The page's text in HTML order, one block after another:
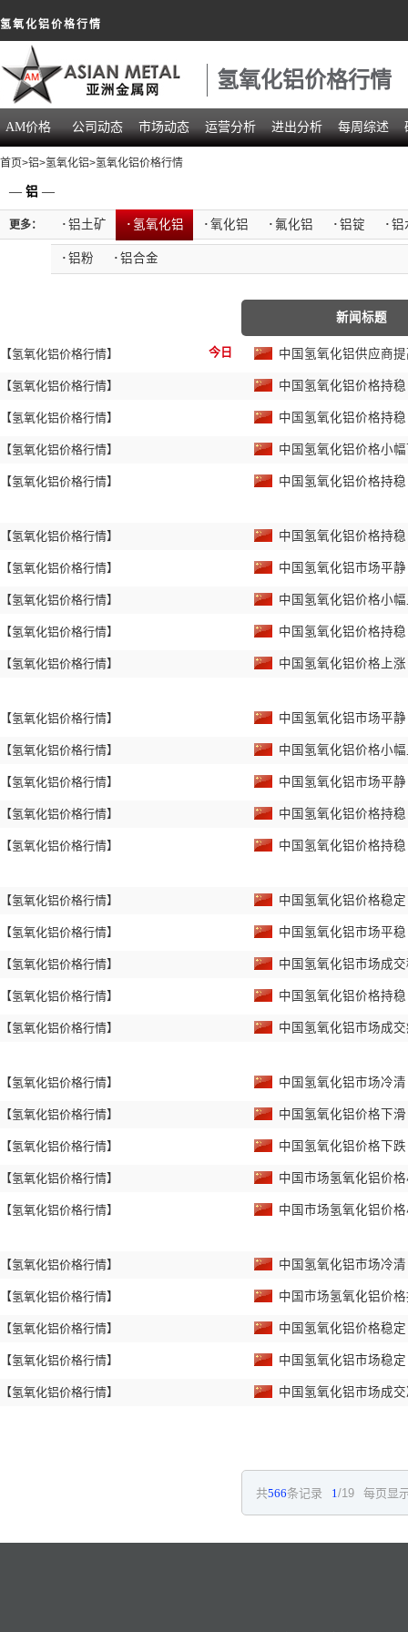
氢氧化铝价格行情
氢氧化铝价格行情
AM价格 公司动态 市场动态 运营分析 进出分析 每周综述
首页>铝>氢氧化铝>氢氧化铝价格行情
— 铝 —
更多： · 铝土矿 ·氢氧化铝 · 氧化铝 · 氟化铝 · 铝锭 · 铝
· 铝粉 · 铝合金
【氢氧化铝价格行情】 今日
【氢氧化铝价格行情】
【氢氧化铝价格行情】
【氢氧化铝价格行情】
【氢氧化铝价格行情】
【氢氧化铝价格行情】
【氢氧化铝价格行情】
【氢氧化铝价格行情】
【氢氧化铝价格行情】
【氢氧化铝价格行情】
【氢氧化铝价格行情】
【氢氧化铝价格行情】
【氢氧化铝价格行情】
【氢氧化铝价格行情】
【氢氧化铝价格行情】
【氢氧化铝价格行情】
【氢氧化铝价格行情】
【氢氧化铝价格行情】
【氢氧化铝价格行情】
【氢氧化铝价格行情】
【氢氧化铝价格行情】
【氢氧化铝价格行情】
【氢氧化铝价格行情】
【氢氧化铝价格行情】
【氢氧化铝价格行情】
【氢氧化铝价格行情】
【氢氧化铝价格行情】
【氢氧化铝价格行情】
【氢氧化铝价格行情】
【氢氧化铝价格行情】
新闻标题
中国氢氧化铝供应商
中国氢氧化铝价格持
中国氢氧化铝价格持
中国氢氧化铝价格小
中国氢氧化铝价格持
中国氢氧化铝价格持
中国氢氧化铝市场平
中国氢氧化铝价格小
中国氢氧化铝价格持
中国氢氧化铝价格上
中国氢氧化铝市场平
中国氢氧化铝价格小
中国氢氧化铝市场平
中国氢氧化铝价格持
中国氢氧化铝价格持
中国氢氧化铝价格稳
中国氢氧化铝市场平
中国氢氧化铝市场成
中国氢氧化铝价格持
中国氢氧化铝市场成
中国氢氧化铝市场冷
中国氢氧化铝价格下
中国氢氧化铝价格下
中国市场氢氧化铝价
中国市场氢氧化铝价
中国氢氧化铝市场冷
中国市场氢氧化铝价
中国氢氧化铝价格稳
中国氢氧化铝市场稳
中国氢氧化铝市场成
共566条记录 1/19 每页显